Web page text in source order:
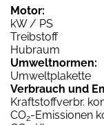
Motor:
kW / PS
Treibstoff
Hubraum
Umweltnormen:
Umweltplakette
Verbrauch und
Kraftstoffverbr.
CO2-Emissionen